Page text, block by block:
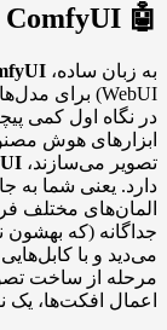
🤖 ComfyUI چیست؟ یک نگاه جامع
به زبان ساده،
WebUI) برای مدل‌های قدرتمندی مثل
در نگاه اول کمی
تصویر می‌سازند،
دارد. یعنی شما به
المان‌های مختلف
می‌دید و با
مرحله از ساخت
اعمال افکت‌ها، یک